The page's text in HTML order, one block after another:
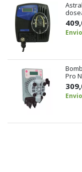
Pro